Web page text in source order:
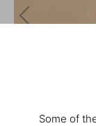
Some of